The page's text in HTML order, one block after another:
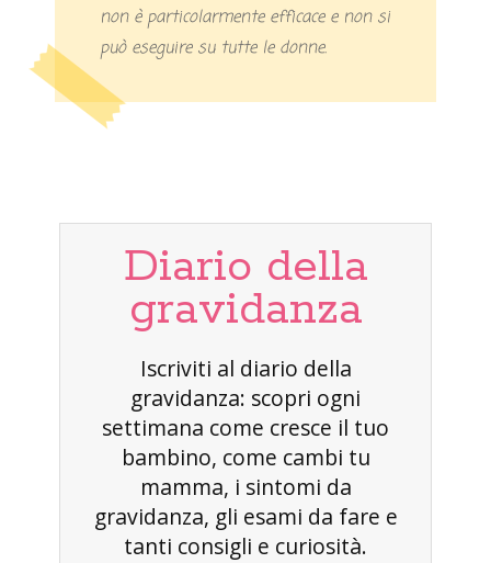
non è particolarmente efficace e non si
può eseguire su tutte le donne.
Diario della
gravidanza
Iscriviti al diario della
gravidanza: scopri ogni
settimana come cresce il tuo
bambino, come cambi tu
mamma, i sintomi da
gravidanza, gli esami da fare e
tanti consigli e curiosità.